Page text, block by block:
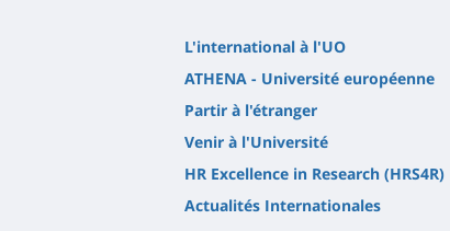
L'international à l'UO
ATHENA - Université européenne
Partir à l'étranger
Venir à l'Université
HR Excellence in Research (HRS4R)
Actualités Internationales